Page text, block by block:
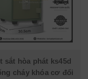
sắt hòa phát ks45d
cháy khóa cơ đổi